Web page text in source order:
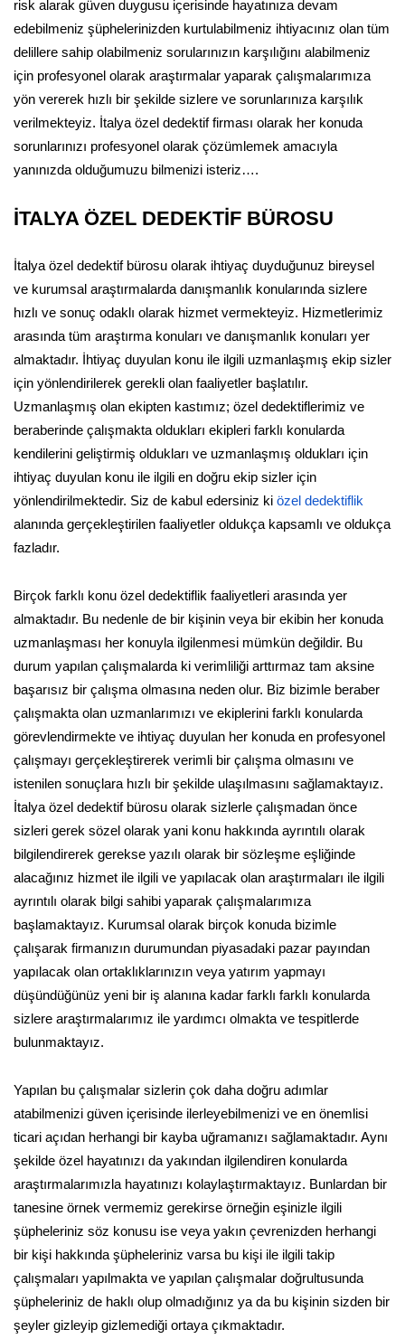
risk alarak güven duygusu içerisinde hayatınıza devam
edebilmeniz şüphelerinizden kurtulabilmeniz ihtiyacınız olan tüm
delillere sahip olabilmeniz sorularınızın karşılığını alabilmeniz
için profesyonel olarak araştırmalar yaparak çalışmalarımıza
yön vererek hızlı bir şekilde sizlere ve sorunlarınıza karşılık
verilmekteyiz. İtalya özel dedektif firması olarak her konuda
sorunlarınızı profesyonel olarak çözümlemek amacıyla
yanınızda olduğumuzu bilmenizi isteriz….
İTALYA ÖZEL DEDEKTİF BÜROSU
İtalya özel dedektif bürosu olarak ihtiyaç duyduğunuz bireysel
ve kurumsal araştırmalarda danışmanlık konularında sizlere
hızlı ve sonuç odaklı olarak hizmet vermekteyiz. Hizmetlerimiz
arasında tüm araştırma konuları ve danışmanlık konuları yer
almaktadır. İhtiyaç duyulan konu ile ilgili uzmanlaşmış ekip sizler
için yönlendirilerek gerekli olan faaliyetler başlatılır.
Uzmanlaşmış olan ekipten kastımız; özel dedektiflerimiz ve
beraberinde çalışmakta oldukları ekipleri farklı konularda
kendilerini geliştirmiş oldukları ve uzmanlaşmış oldukları için
ihtiyaç duyulan konu ile ilgili en doğru ekip sizler için
yönlendirilmektedir. Siz de kabul edersiniz ki özel dedektiflik
alanında gerçekleştirilen faaliyetler oldukça kapsamlı ve oldukça
fazladır.
Birçok farklı konu özel dedektiflik faaliyetleri arasında yer
almaktadır. Bu nedenle de bir kişinin veya bir ekibin her konuda
uzmanlaşması her konuyla ilgilenmesi mümkün değildir. Bu
durum yapılan çalışmalarda ki verimliliği arttırmaz tam aksine
başarısız bir çalışma olmasına neden olur. Biz bizimle beraber
çalışmakta olan uzmanlarımızı ve ekiplerini farklı konularda
görevlendirmekte ve ihtiyaç duyulan her konuda en profesyonel
çalışmayı gerçekleştirerek verimli bir çalışma olmasını ve
istenilen sonuçlara hızlı bir şekilde ulaşılmasını sağlamaktayız.
İtalya özel dedektif bürosu olarak sizlerle çalışmadan önce
sizleri gerek sözel olarak yani konu hakkında ayrıntılı olarak
bilgilendirerek gerekse yazılı olarak bir sözleşme eşliğinde
alacağınız hizmet ile ilgili ve yapılacak olan araştırmaları ile ilgili
ayrıntılı olarak bilgi sahibi yaparak çalışmalarımıza
başlamaktayız. Kurumsal olarak birçok konuda bizimle
çalışarak firmanızın durumundan piyasadaki pazar payından
yapılacak olan ortaklıklarınızın veya yatırım yapmayı
düşündüğünüz yeni bir iş alanına kadar farklı farklı konularda
sizlere araştırmalarımız ile yardımcı olmakta ve tespitlerde
bulunmaktayız.
Yapılan bu çalışmalar sizlerin çok daha doğru adımlar
atabilmenizi güven içerisinde ilerleyebilmenizi ve en önemlisi
ticari açıdan herhangi bir kayba uğramanızı sağlamaktadır. Aynı
şekilde özel hayatınızı da yakından ilgilendiren konularda
araştırmalarımızla hayatınızı kolaylaştırmaktayız. Bunlardan bir
tanesine örnek vermemiz gerekirse örneğin eşinizle ilgili
şüpheleriniz söz konusu ise veya yakın çevrenizden herhangi
bir kişi hakkında şüpheleriniz varsa bu kişi ile ilgili takip
çalışmaları yapılmakta ve yapılan çalışmalar doğrultusunda
şüpheleriniz de haklı olup olmadığınız ya da bu kişinin sizden bir
şeyler gizleyip gizlemediği ortaya çıkmaktadır.